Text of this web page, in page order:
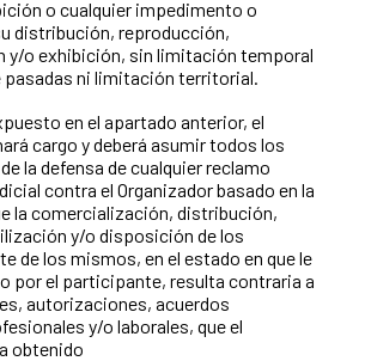
o cualquier impedimento o
distribución, reproducción,
y/o exhibición, sin limitación temporal
pasadas ni limitación territorial.
en el apartado anterior, el
cargo y deberá asumir todos los
la defensa de cualquier reclamo
contra el Organizador basado en la
la comercialización, distribución,
y/o disposición de los
de los mismos, en el estado en que le
por el participante, resulta contraria a
autorizaciones, acuerdos
y/o laborales, que el
obtenido